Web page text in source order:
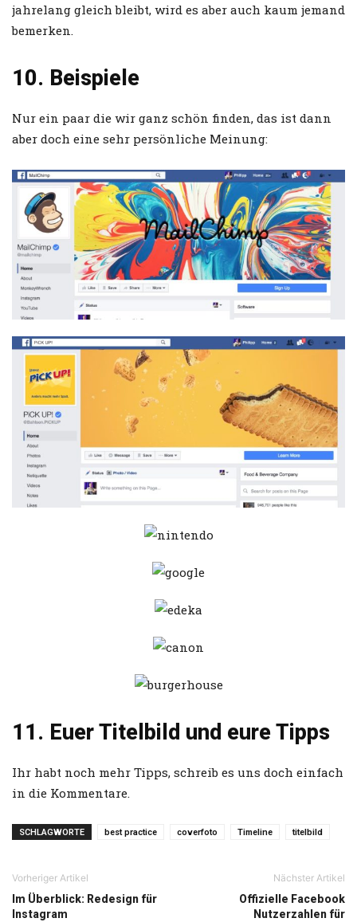
jahrelang gleich bleibt, wird es aber auch kaum jemand
bemerken.
10. Beispiele
Nur ein paar die wir ganz schön finden, das ist dann
aber doch eine sehr persönliche Meinung:
11. Euer Titelbild und eure Tipps
Ihr habt noch mehr Tipps, schreib es uns doch einfach
in die Kommentare.
SCHLAGWORTE best practice coverfoto Timeline titelbild
Vorheriger Artikel
Im Überblick: Redesign für
Instagram
Nächster Artikel
Offizielle Facebook
Nutzerzahlen für